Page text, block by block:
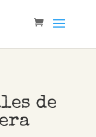
de